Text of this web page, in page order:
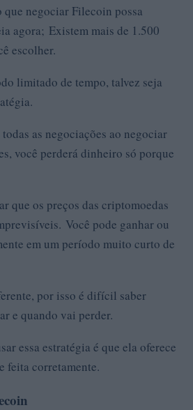
negociar Filecoin possa
agora; Existem mais de 1.500
escolher.
limitado de tempo, talvez seja
as negociações ao negociar
você perderá dinheiro só porque
que os preços das criptomoedas
Você pode ganhar ou
em um período muito curto de
por isso é difícil saber
e quando vai perder.
essa estratégia é que ela oferece
feita corretamente.